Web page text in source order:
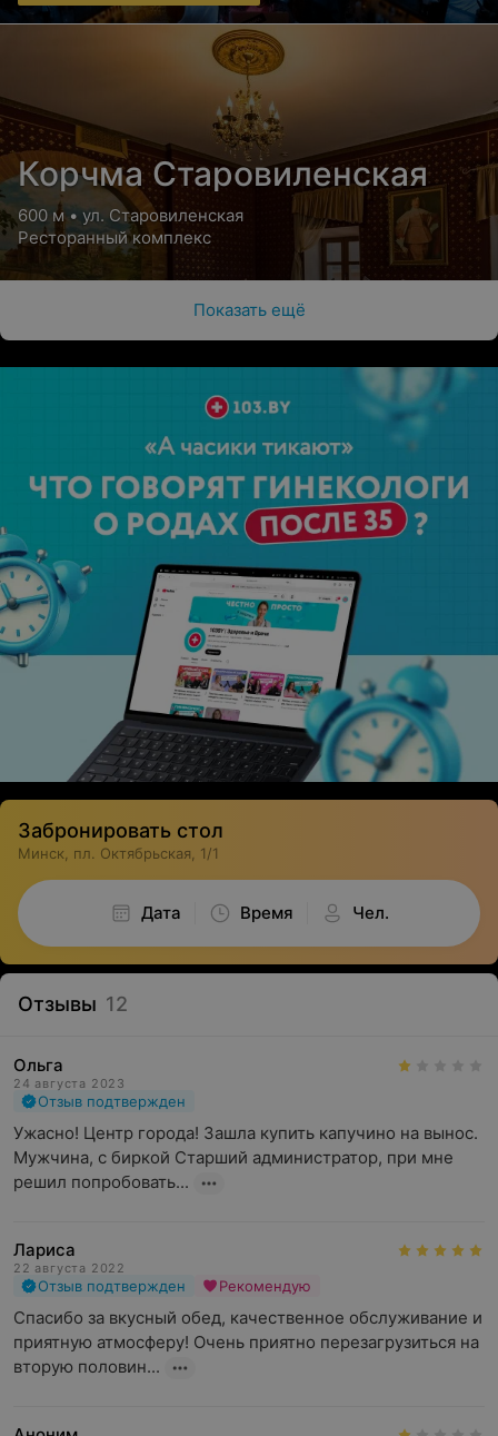
Корчма Старовиленская
600 м • ул. Старовиленская
Ресторанный комплекс
Показать ещё
Забронировать стол
Минск, пл. Октябрьская, 1/1
Дата Время Чел.
Отзывы 12
Ольга
24 августа 2023
Отзыв подтвержден
Ужасно! Центр города! Зашла купить капучино на вынос.
Мужчина, с биркой Старший администратор, при мне
решил попробовать...
Лариса
22 августа 2022
Отзыв подтвержден Рекомендую
Спасибо за вкусный обед, качественное обслуживание и
приятную атмосферу! Очень приятно перезагрузиться на
вторую половин...